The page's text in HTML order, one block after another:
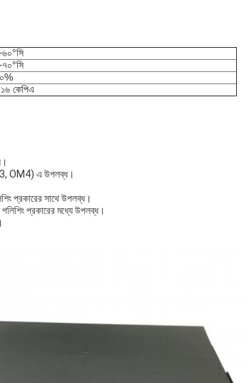
কেপিএ
OM4) এ উপলব্ধ।
প্রকারের সাথে উপলব্ধ।
প্রকারের মধ্যে উপলব্ধ।